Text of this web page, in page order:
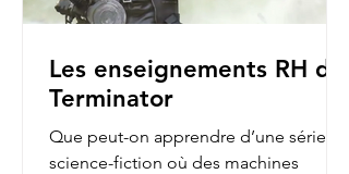
Les enseignements RH de
Terminator
Que peut-on apprendre d’une série de
science-fiction où des machines